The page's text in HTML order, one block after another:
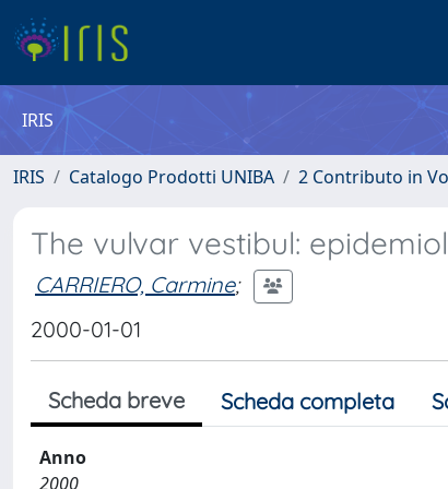
IRIS
IRIS Catalogo Prodotti UNIBA 2 Contributo in
The vulvar vestibul:
CARRIERO, Carmine;
2000-01-01
Scheda breve Scheda completa
Anno
2000